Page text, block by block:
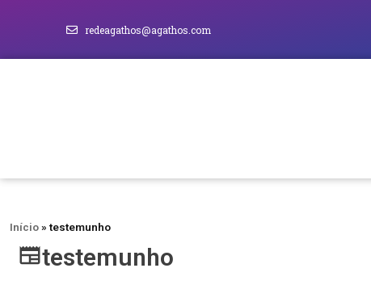
redeagathos@agathos.com
Início» testemunho
testemunho